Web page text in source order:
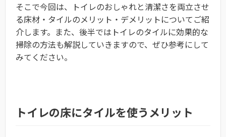
そこで今回は、トイレのおしゃれと清潔さを両立させ
る床材・タイルのメリット・デメリットについてご紹
介します。また、後半ではトイレのタイルに効果的な
掃除の方法も解説していきますので、ぜひ参考にして
みてください。
トイレの床にタイルを使うメリット